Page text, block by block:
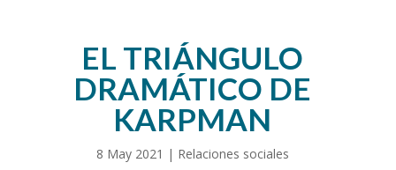
EL TRIÁNGULO
DRAMÁTICO DE
KARPMAN
8 May 2021 Relaciones sociales